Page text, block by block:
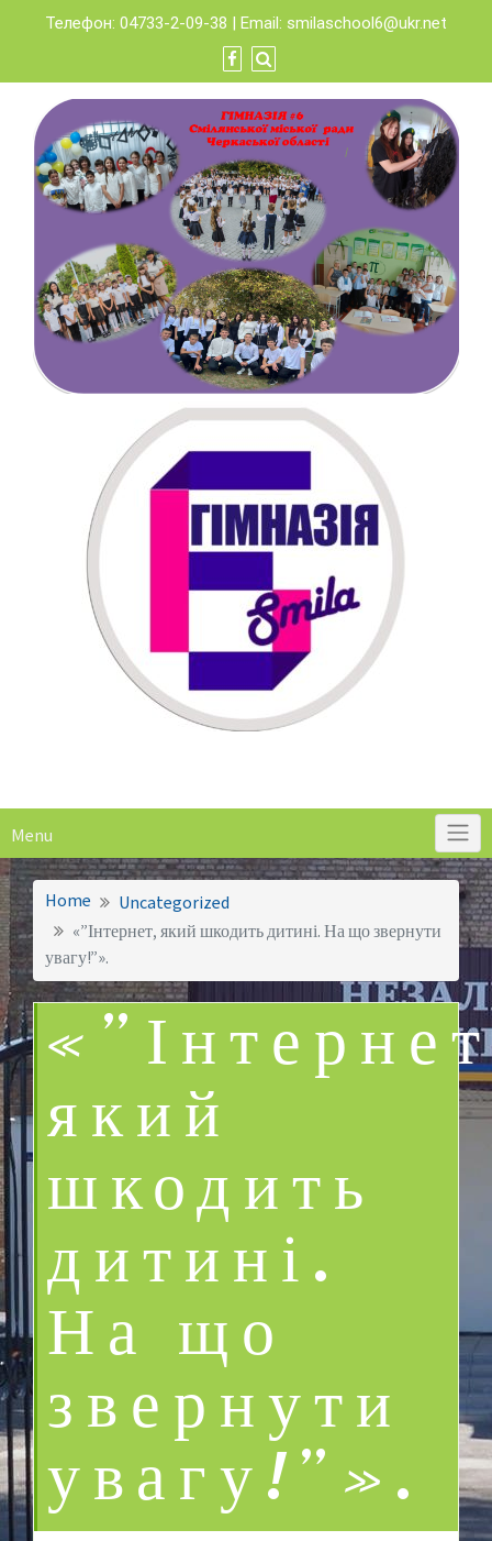
content
Телефон: 04733-2-09-38 | Email: smilaschool6@ukr.net
Menu
Home
Uncategorized
«”Інтернет, який шкодить дитині. На що звернути
увагу!”».
який
шкодить
дитині.
На що
звернути
увагу!”».